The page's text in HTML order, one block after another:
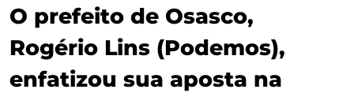
O prefeito de Osasco,
Rogério Lins (Podemos),
enfatizou sua aposta na